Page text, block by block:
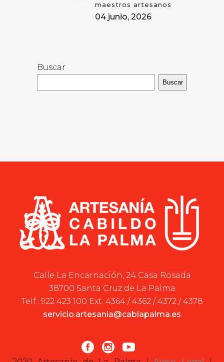
maestros artesanos
04 junio, 2026
Buscar
Buscar
Calle La Encarnación, 24 Casa Rosada
38700 Santa Cruz de La Palma
Telf.: 922 423 100 Ext. 4364 / 4362 / 4372 / 4378
servicio.artesania@cablapalma.es